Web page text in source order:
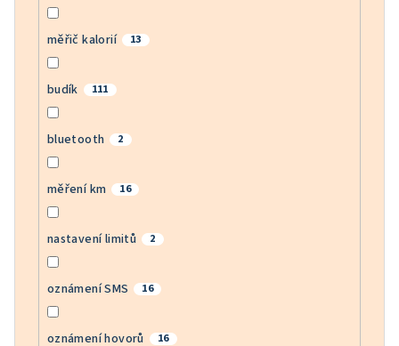
měřič kalorií 13
budík 111
bluetooth 2
měření km 16
nastavení limitů 2
oznámení SMS 16
oznámení hovorů 16